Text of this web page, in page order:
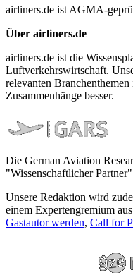
airliners.de ist AGMA-
Über airliners.de
airliners.de ist die
Luftverkehrswirtschaft.
relevanten
Zusammenhänge besser.
Die German Aviation
"Wissenschaftlicher
Unsere Redaktion wird
einem Expertengremium
Gastautor werden, Call for